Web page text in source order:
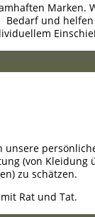
Marken.
Bedarf und
unsere
(von Kleidung
zu schätzen.
Rat und Tat.